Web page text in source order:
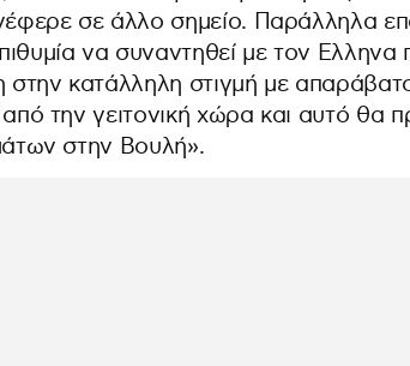
σε άλλο σημείο. Παράλληλα
να συναντηθεί με τον
στην κατάλληλη στιγμή με
την γειτονική χώρα και αυτό θα
στην Βουλή».